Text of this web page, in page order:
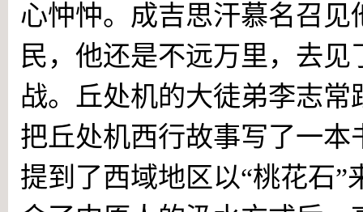
心忡忡。成吉思汗慕名召
民，他还是不远万里，去
战。丘处机的大徒弟李志
把丘处机西行故事写了一
提到了西域地区以“桃花石